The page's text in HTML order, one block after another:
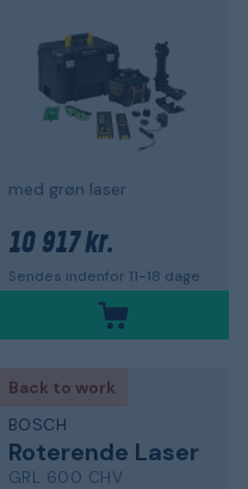
med grøn laser
10 917 kr.
Sendes indenfor 11-18 dage
Back to work
BOSCH
Roterende Laser
GRL 600 CHV